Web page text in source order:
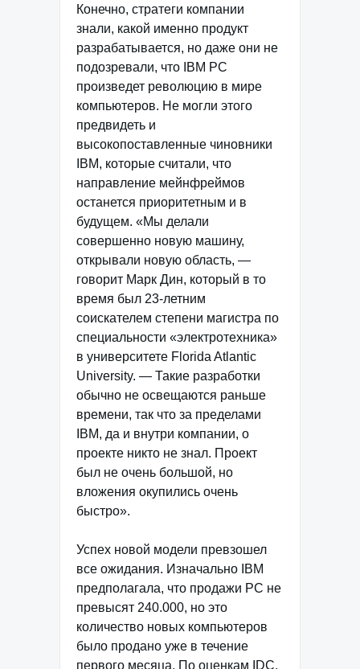
Конечно, стратеги компании
знали, какой именно продукт
разрабатывается, но даже они не
подозревали, что IBM РС
произведет революцию в мире
компьютеров. Не могли этого
предвидеть и
высокопоставленные чиновники
IBM, которые считали, что
направление мейнфреймов
останется приоритетным и в
будущем. «Мы делали
совершенно новую машину,
открывали новую область, —
говорит Марк Дин, который в то
время был 23-летним
соискателем степени магистра по
специальности «электротехника»
в университете Florida Atlantic
University. — Такие разработки
обычно не освещаются раньше
времени, так что за пределами
IBM, да и внутри компании, о
проекте никто не знал. Проект
был не очень большой, но
вложения окупились очень
быстро».
Успех новой модели превзошел
все ожидания. Изначально IBM
предполагала, что продажи РС не
превысят 240.000, но это
количество новых компьютеров
было продано уже в течение
первого месяца. По оценкам IDC,